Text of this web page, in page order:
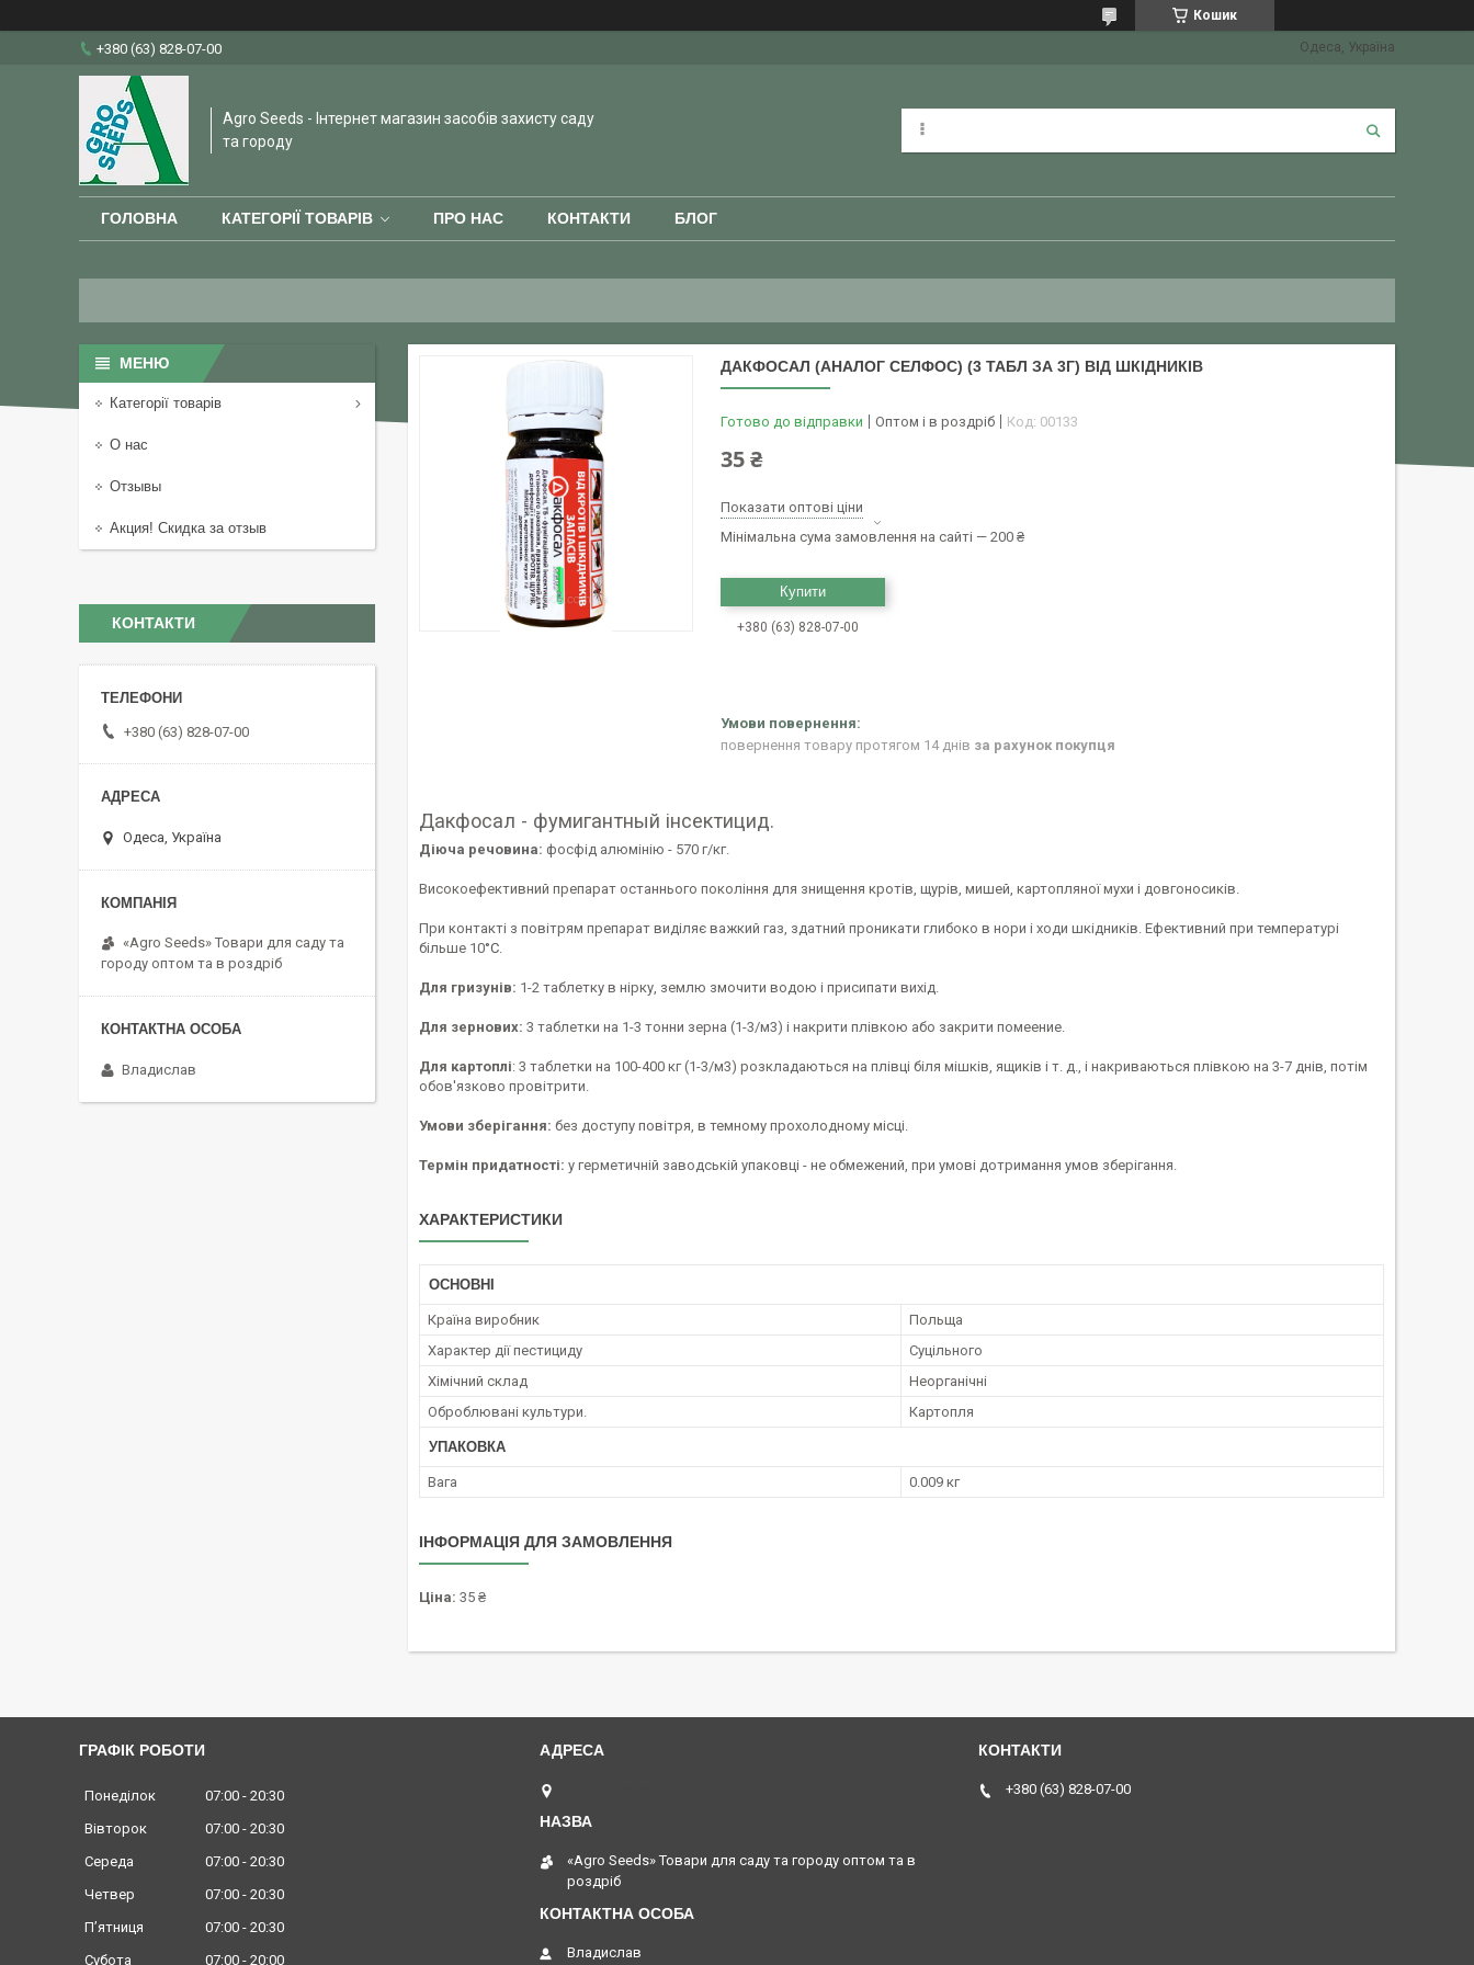
Кошик
+380 (63) 828-07-00 Одеса, Україна
Agro Seeds - Інтернет магазин засобів захисту саду
та городу
ГОЛОВНА КАТЕГОРІЇ ТОВАРІВ ПРО НАС КОНТАКТИ БЛОГ
ДАКФОСАЛ (АНАЛОГ СЕЛФОС) (3 ТАБЛ ЗА 3Г) ВІД ШКІДНИКІВ
Готово до відправки Оптом і в роздріб Код: 00133
35 ₴
Показати оптові ціни
Мінімальна сума замовлення на сайті — 200 ₴
Купити
+380 (63) 828-07-00
повернення товару протягом 14 днів за рахунок покупця
Дакфосал - фумигантный інсектицид.
Діюча речовина: фосфід алюмінію - 570 г/кг.
Високоефективний препарат останнього покоління для знищення кротів, щурів, мишей, картопляної мухи і довгоносиків.
При контакті з повітрям препарат виділяє важкий газ, здатний проникати глибоко в нори і ходи шкідників. Ефективний при температурі
більше 10°C.
Для гризунів: 1-2 таблетку в нірку, землю змочити водою і присипати вихід.
Для зернових: 3 таблетки на 1-3 тонни зерна (1-3/м3) і накрити плівкою або закрити помеение.
Для картоплі: 3 таблетки на 100-400 кг (1-3/м3) розкладаються на плівці біля мішків, ящиків і т. д., і накриваються плівкою на 3-7 днів, потім
обов'язково провітрити.
Умови зберігання: без доступу повітря, в темному прохолодному місці.
Термін придатності: у герметичній заводській упаковці - не обмежений, при умові дотримання умов зберігання.
ХАРАКТЕРИСТИКИ
ОСНОВНІ
Країна виробник
Польща
Характер дії пестициду
Суцільного
Хімічний склад
Неорганічні
Оброблювані культури.
Картопля
УПАКОВКА
Вага 0.009 кг
ІНФОРМАЦІЯ ДЛЯ ЗАМОВЛЕННЯ
Ціна: 35 ₴
Категорії товарів
О нас
Отзывы
Акция! Скидка за отзыв
КОНТАКТИ
+380 (63) 828-07-00
Одеса, Україна
«Agro Seeds» Товари для саду та
городу оптом та в роздріб
Владислав
ГРАФІК РОБОТИ
Понеділок 07:00
20:30
Вівторок
07:00
20:30
Середа
07:00
20:30
Четвер
07:00
20:30
Пʼятниця
07:00
20:30
Субота
07:00 20:00
«Agro Seeds» Товари для саду та городу оптом та в
роздріб
Владислав
+380 (63) 828-07-00